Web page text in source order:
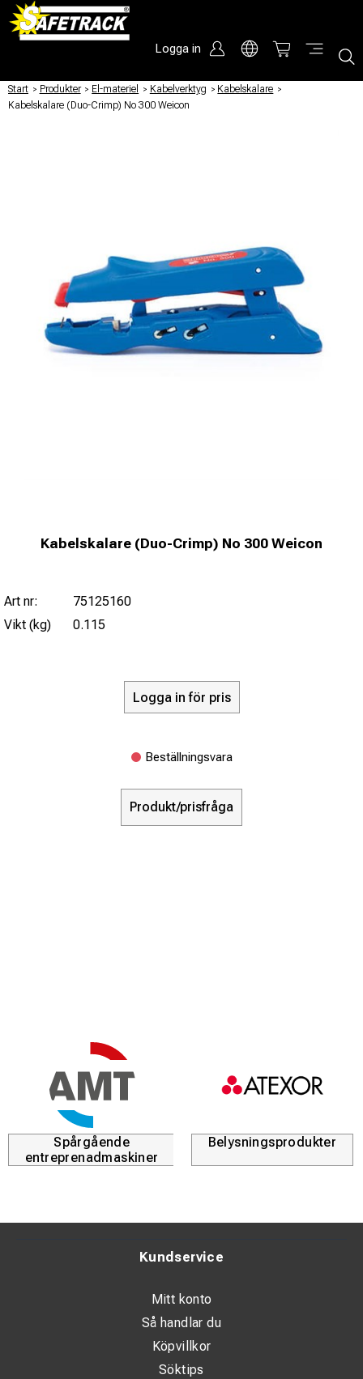
Logga in
Start / Produkter / El-materiel / Kabelverktyg / Kabelskalare /
Kabelskalare (Duo-Crimp) No 300 Weicon
Kabelskalare (Duo-Crimp) No 300 Weicon
Art nr:
75125160
Vikt (kg)
0.115
Logga in för pris
Beställningsvara
Produkt/prisfråga
Spårgående
entreprenadmaskiner
Belysningsprodukter
Kundservice
Mitt konto
Så handlar du
Köpvillkor
Söktips